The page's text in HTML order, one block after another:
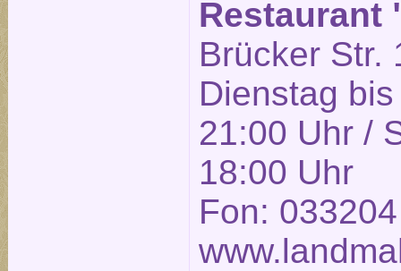
Restaurant
Brücker Str.
Dienstag
21:00 Uhr /
18:00 Uhr
Fon: